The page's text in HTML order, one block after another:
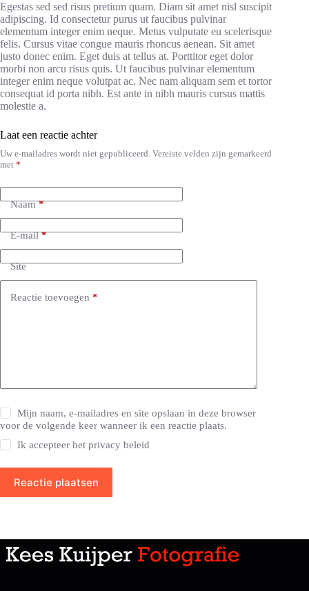
Egestas sed sed risus pretium quam. Diam sit amet nisl suscipit
adipiscing. Id consectetur purus ut faucibus pulvinar
elementum integer enim neque. Metus vulputate eu scelerisque
felis. Cursus vitae congue mauris rhoncus aenean. Sit amet
justo donec enim. Eget duis at tellus at. Porttitor eget dolor
morbi non arcu risus quis. Ut faucibus pulvinar elementum
integer enim neque volutpat ac. Nec nam aliquam sem et tortor
consequat id porta nibh. Est ante in nibh mauris cursus mattis
molestie a.
Laat een reactie achter
Uw e-mailadres wordt niet gepubliceerd. Vereiste velden zijn gemarkeerd
met *
Naam*
E-mail*
Site
Reactie toevoegen *
Mijn naam, e-mailadres en site opslaan in deze browser
voor de volgende keer wanneer ik een reactie plaats.
Ik accepteer hetprivacy beleid
Reactie plaatsen